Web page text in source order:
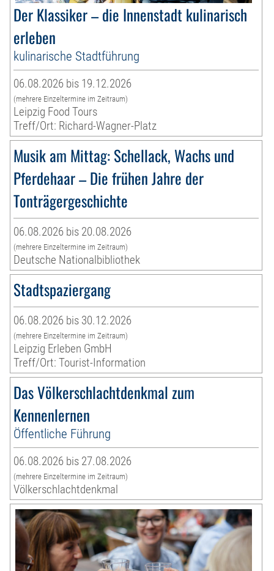
Der Klassiker – die Innenstadt kulinarisch
erleben
kulinarische Stadtführung
06.08.2026 bis 19.12.2026
(mehrere Einzeltermine im Zeitraum)
Leipzig Food Tours
Treff/Ort: Richard-Wagner-Platz
Musik am Mittag: Schellack, Wachs und
Pferdehaar – Die frühen Jahre der
Tonträgergeschichte
06.08.2026 bis 20.08.2026
(mehrere Einzeltermine im Zeitraum)
Deutsche Nationalbibliothek
Stadtspaziergang
06.08.2026 bis 30.12.2026
(mehrere Einzeltermine im Zeitraum)
Leipzig Erleben GmbH
Treff/Ort: Tourist-Information
Das Völkerschlachtdenkmal zum
Kennenlernen
Öffentliche Führung
06.08.2026 bis 27.08.2026
(mehrere Einzeltermine im Zeitraum)
Völkerschlachtdenkmal